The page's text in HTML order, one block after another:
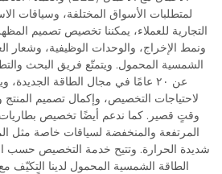
لمتطلبات الأسواق المختلفة، وسياقات
التجارية للعملاء، يمكننا تخصيص تصميم
ونمط الإخراج، والوحدات الوظيفية، وشعار
الشمسية المحمول. ويتمتّع فريق البحث
عن ٢٠ عامًا في مجال الطاقة
لاحتياجات التخصيص، وإكمال تصميم المنتج
وقتٍ قصير. كما ندعم أيضًا تخصيص
المرتفعة والمنخفضة لسياقات خاصة مثل
الطاقة الشمسية المحمول لدينا التكيّف